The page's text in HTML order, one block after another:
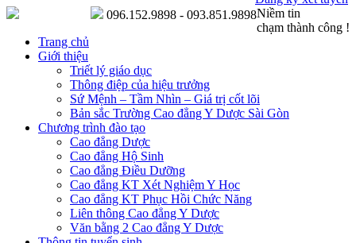
Niềm tin
chạm thành công !
096.152.9898 - 093.851.9898
Trang chủ
Giới thiệu
Triết lý giáo dục
Thông điệp của hiệu trưởng
Sứ Mệnh – Tầm Nhìn – Giá trị cốt lõi
Bản sắc Trường Cao đẳng Y Dược Sài Gòn
Chương trình đào tạo
Cao đẳng Dược
Cao đẳng Hộ Sinh
Cao đẳng Điều Dưỡng
Cao đẳng KT Xét Nghiệm Y Học
Cao đẳng KT Phục Hồi Chức Năng
Liên thông Cao đẳng Y Dược
Văn bằng 2 Cao đẳng Y Dược